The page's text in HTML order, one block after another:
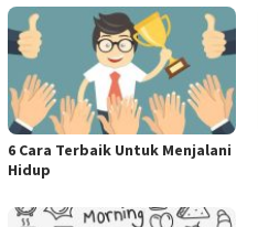
6 Cara Terbaik Untuk Menjalani
Hidup